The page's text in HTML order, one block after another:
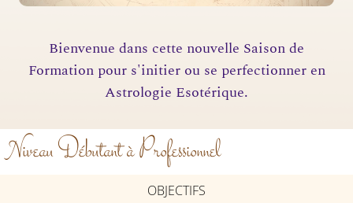
Bienvenue dans cette nouvelle Saison de
Formation pour s'initier ou se perfectionner en
Astrologie Esotérique.
Niveau Débutant à Professionnel
OBJECTIFS